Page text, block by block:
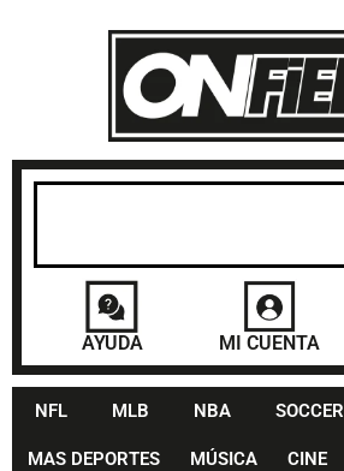
AYUDA MI CUENTA
NFL MLB NBA SOCCER
MAS DEPORTES MÚSICA CINE